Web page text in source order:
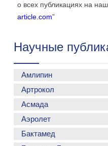
о всех публикациях на
article.com”
Научные
Амлипин
Применение Амлипина у
болезьнью
больных метаболическим
использования
Артрокол
Асмада
Аэролет
Бактамед